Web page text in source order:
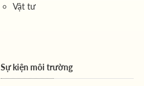
Vật tư
Sự kiện môi trường